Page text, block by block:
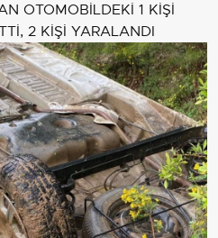
OTOMOBİLDEKİ 1 KİŞİ
2 KİŞİ YARALANDI